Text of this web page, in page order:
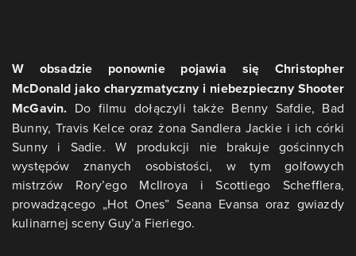
W obsadzie ponownie pojawia się Christopher
McDonald jako charyzmatyczny i niebezpieczny Shooter
McGavin. Do filmu dołączyli także Benny Safdie, Bad
Bunny, Travis Kelce oraz żona Sandlera Jackie i ich córki
Sunny i Sadie. W produkcji nie brakuje gościnnych
występów znanych osobistości, w tym golfowych
mistrzów Rory’ego McIlroya i Scottiego Schefflera,
prowadzącego „Hot Ones” Seana Evansa oraz gwiazdy
kulinarnej sceny Guy’a Fieriego.